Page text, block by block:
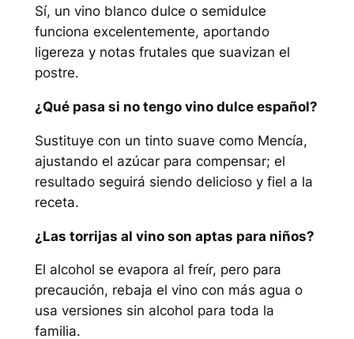
Sí, un vino blanco dulce o semidulce
funciona excelentemente, aportando
ligereza y notas frutales que suavizan el
postre.
¿Qué pasa si no tengo vino dulce español?
Sustituye con un tinto suave como Mencía,
ajustando el azúcar para compensar; el
resultado seguirá siendo delicioso y fiel a la
receta.
¿Las torrijas al vino son aptas para niños?
El alcohol se evapora al freír, pero para
precaución, rebaja el vino con más agua o
usa versiones sin alcohol para toda la
familia.